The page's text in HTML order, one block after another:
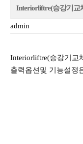
Interiorliftre(승강기교
admin
Interiorliftre(승강기교
출력옵션및 기능설정